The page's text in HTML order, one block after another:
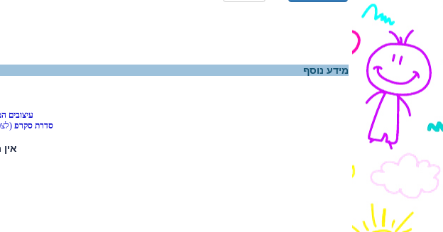
מידע נוסף
עיצובים
סדרת סקרפ